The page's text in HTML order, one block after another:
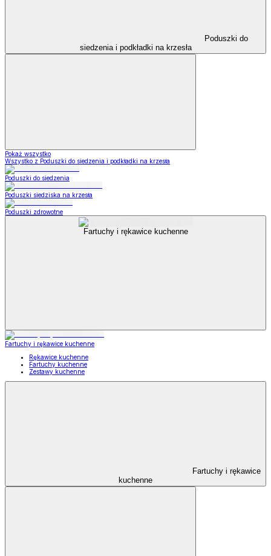
Poduszki do
siedzenia i podkładki na krzesła
Pokaż wszystko
Wszystko z Poduszki do siedzenia i podkładki na krzesła
Poduszki do siedzenia
Poduszki siedziska na krzesła
Poduszki zdrowotne
Fartuchy i rękawice kuchenne
Fartuchy i rękawice kuchenne
Rękawice kuchenne
Fartuchy kuchenne
Zestawy kuchenne
Fartuchy i rękawice
kuchenne